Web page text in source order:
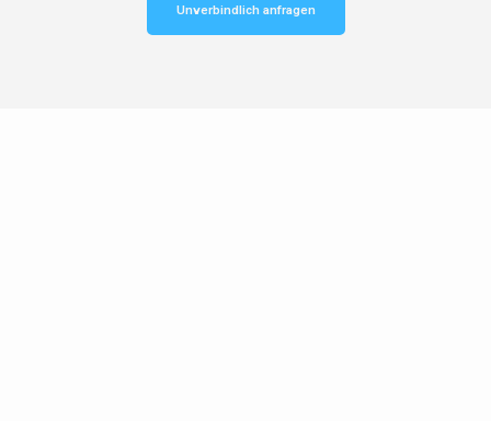
Unverbindlich anfragen